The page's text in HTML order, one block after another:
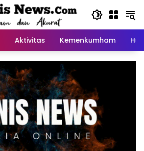
Aktivitas Kemenkumham